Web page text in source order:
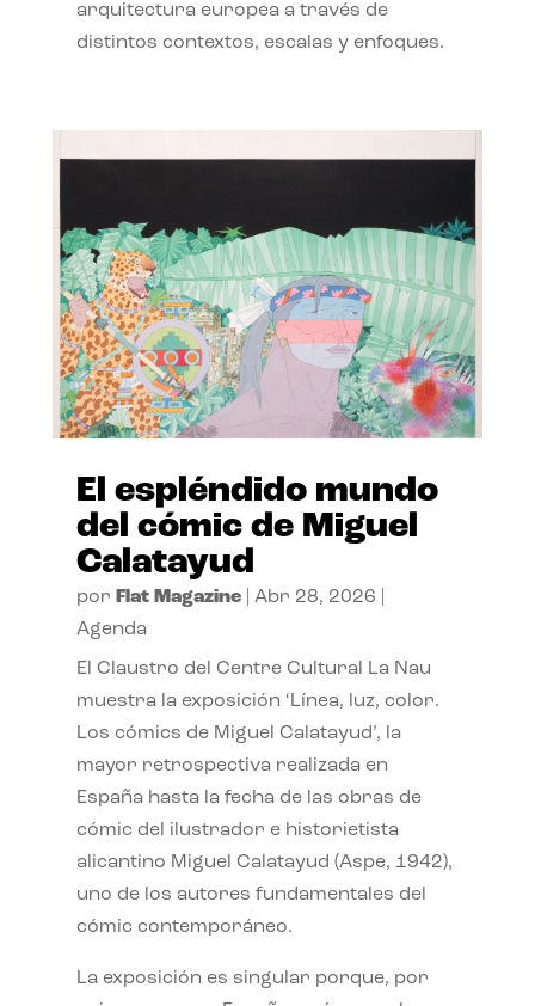
arquitectura europea a través de
distintos contextos, escalas y enfoques.
El espléndido mundo
del cómic de Miguel
Calatayud
por Flat Magazine| Abr 28, 2026
Agenda
El Claustro del Centre Cultural La Nau
muestra la exposición ‘Línea, luz, color.
Los cómics de Miguel Calatayud’, la
mayor retrospectiva realizada en
España hasta la fecha de las obras de
cómic del ilustrador e historietista
alicantino Miguel Calatayud (Aspe, 1942),
uno de los autores fundamentales del
cómic contemporáneo.
La exposición es singular porque, por